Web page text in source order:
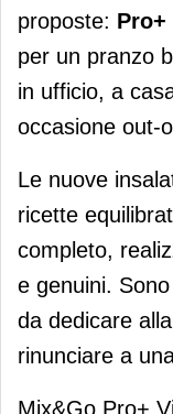
proposte: Pro+
per un pranzo
in ufficio, a
occasione out-
Le nuove
ricette
completo,
e genuini.
da dedicare
rinunciare a
Mix&Go Pro+